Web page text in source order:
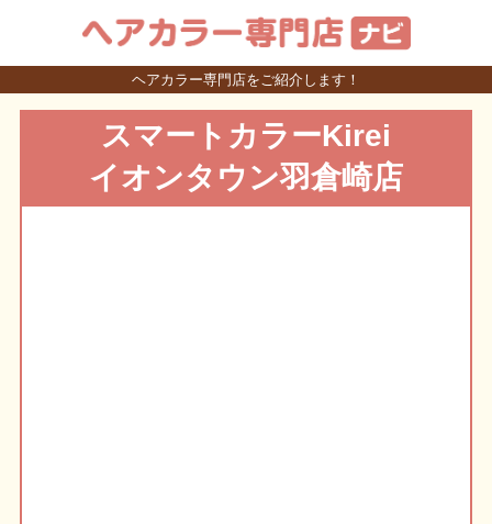
ヘアカラー専門店をご紹介します！
スマートカラーKirei
イオンタウン羽倉崎店